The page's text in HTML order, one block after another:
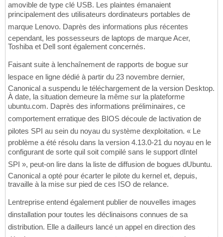
amovible de type clé USB. Les plaintes émanaient
principalement des utilisateurs dordinateurs portables de
marque Lenovo. Daprès des informations plus récentes
cependant, les possesseurs de laptops de marque Acer,
Toshiba et Dell sont également concernés.
Faisant suite à lenchaînement de rapports de bogue sur
lespace en ligne dédié à partir du 23 novembre dernier,
Canonical a suspendu le téléchargement de la version Desktop.
À date, la situation demeure la même sur la plateforme
ubuntu.com. Daprès des informations préliminaires, ce
comportement erratique des BIOS découle de lactivation de
pilotes SPI au sein du noyau du système dexploitation. « Le
problème a été résolu dans la version 4.13.0-21 du noyau en le
configurant de sorte quil soit compilé sans le support dIntel
SPI », peut-on lire dans la liste de diffusion de bogues dUbuntu.
Canonical a opté pour écarter le pilote du kernel et, depuis,
travaille à la mise sur pied de ces ISO de relance.
Lentreprise entend également publier de nouvelles images
dinstallation pour toutes les déclinaisons connues de sa
distribution. Elle a dailleurs lancé un appel en direction des